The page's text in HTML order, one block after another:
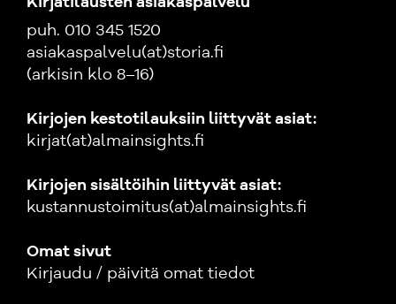
puh. 010 345 1520
asiakaspalvelu(at)storia.fi
(arkisin klo 8–16)
Kirjojen kestotilauksiin liittyvät asiat:
kirjat(at)almainsights.fi
Kirjojen sisältöihin liittyvät asiat:
kustannustoimitus(at)almainsights.fi
Omat sivut
Kirjaudu / päivitä omat tiedot